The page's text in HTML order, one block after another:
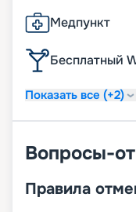
Медпункт
Бесплатный
Показать все (+2)
Вопросы-
Правила